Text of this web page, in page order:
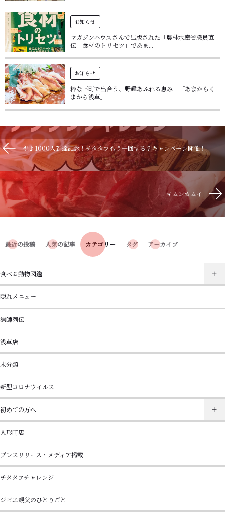
お知らせ
マガジンハウスさんで出版された「農林水産省職員直
伝 食材のトリセツ」であま...
お知らせ
粋な下町で出合う、野趣あふれる恵み 「あまからく
まから浅草」
祝♪1000人到達記念！チタタプもう一回する？キャンペーン開催！
キムンカムイ
最近の投稿 人気の記事 カテゴリー タグ アーカイブ
食べる動物図鑑
隠れメニュー
猟師列伝
浅草店
未分類
新型コロナウイルス
初めての方へ
人形町店
プレスリリース・メディア掲載
チタタㇷ゚チャレンジ
ジビエ親父のひとりごと